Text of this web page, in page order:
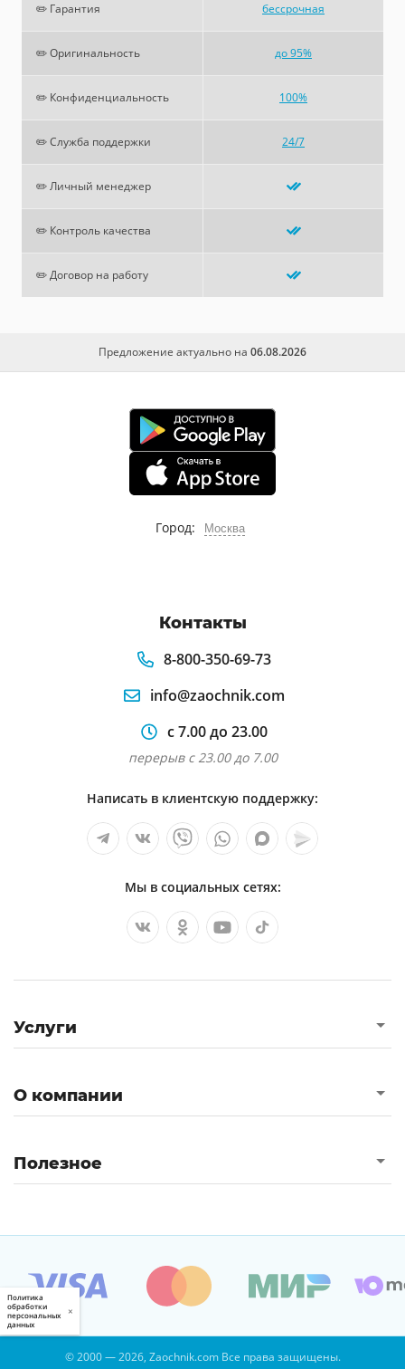
✏️ Гарантия бессрочная
✏️ Оригинальность до 95%
✏️ Конфиденциальность 100%
✏️ Служба поддержки 24/7
✏️ Личный менеджер
✏️ Контроль качества
✏️ Договор на работу
Предложение актуально на 06.08.2026
Город: Москва
Контакты
8-800-350-69-73
info@zaochnik.com
с 7.00 до 23.00
перерыв с 23.00 до 7.00
Написать в клиентскую поддержку:
Мы в социальных сетях:
Услуги
О компании
Полезное
© 2000 — 2026, Zaochnik.com Все права защищены.
Политика
обработки
персональных
данных
×